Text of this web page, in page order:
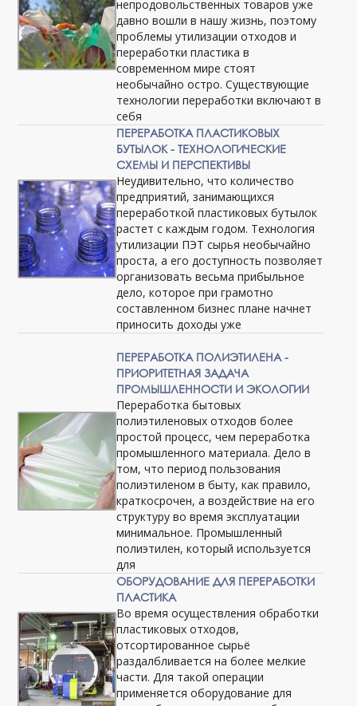
непродовольственных товаров уже
давно вошли в нашу жизнь, поэтому
проблемы утилизации отходов и
переработки пластика в
современном мире стоят
необычайно остро. Существующие
технологии переработки включают в
себя
ПЕРЕРАБОТКА ПЛАСТИКОВЫХ
БУТЫЛОК - ТЕХНОЛОГИЧЕСКИЕ
СХЕМЫ И ПЕРСПЕКТИВЫ
Неудивительно, что количество
предприятий, занимающихся
переработкой пластиковых бутылок
растет с каждым годом. Технология
утилизации ПЭТ сырья необычайно
проста, а его доступность позволяет
организовать весьма прибыльное
дело, которое при грамотно
составленном бизнес плане начнет
приносить доходы уже
ПЕРЕРАБОТКА ПОЛИЭТИЛЕНА -
ПРИОРИТЕТНАЯ ЗАДАЧА
ПРОМЫШЛЕННОСТИ И ЭКОЛОГИИ
Переработка бытовых
полиэтиленовых отходов более
простой процесс, чем переработка
промышленного материала. Дело в
том, что период пользования
полиэтиленом в быту, как правило,
краткосрочен, а воздействие на его
структуру во время эксплуатации
минимальное. Промышленный
полиэтилен, который используется
для
ОБОРУДОВАНИЕ ДЛЯ ПЕРЕРАБОТКИ
ПЛАСТИКА
Во время осуществления обработки
пластиковых отходов,
отсортированное сырьё
раздалбливается на более мелкие
части. Для такой операции
применяется оборудование для